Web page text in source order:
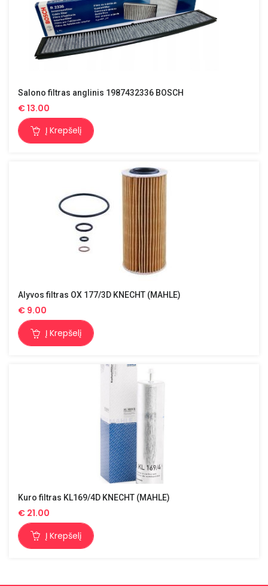
Salono filtras anglinis 1987432336 BOSCH
€13.00
Į Krepšelį
Alyvos filtras OX 177/3D KNECHT (MAHLE)
€ 9.00
Į Krepšelį
Kuro filtras KL169/4D KNECHT (MAHLE)
€ 21.00
Į Krepšelį